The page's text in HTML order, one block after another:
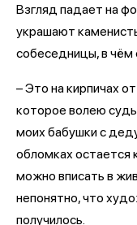
Взгляд падает на
украшают
собеседницы, в чём
– Это на кирпичах
которое волею
моих бабушки с
обломках остается
можно вписать в
непонятно, что
получилось.